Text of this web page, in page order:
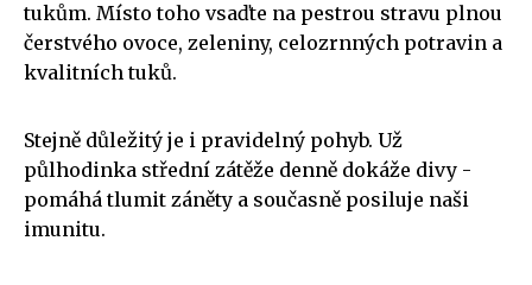
tukům. Místo toho vsaďte na pestrou stravu plnou
čerstvého ovoce, zeleniny, celozrnných potravin a
kvalitních tuků.
Stejně důležitý je i pravidelný pohyb. Už
půlhodinka střední zátěže denně dokáže divy -
pomáhá tlumit záněty a současně posiluje naši
imunitu.